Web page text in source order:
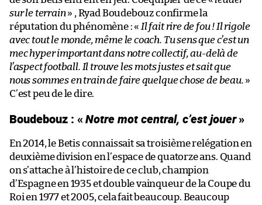
sur le terrain» , Ryad Boudebouz confirme la
réputation du phénomène : « Il fait rire de fou ! Il rigole
avec tout le monde, même le coach. Tu sens que c’est un
mec hyper important dans notre collectif, au-delà de
l’aspect football. Il trouve les mots justes et sait que
nous sommes en train de faire quelque chose de beau. »
C’est peu de le dire.
Boudebouz : «Notre mot central, c’est jouer»
En 2014, le Betis connaissait sa troisième relégation en
deuxième division en l’espace de quatorze ans. Quand
on s’attache à l’histoire de ce club, champion
d’Espagne en 1935 et double vainqueur de la Coupe du
Roi en 1977 et 2005, cela fait beaucoup. Beaucoup